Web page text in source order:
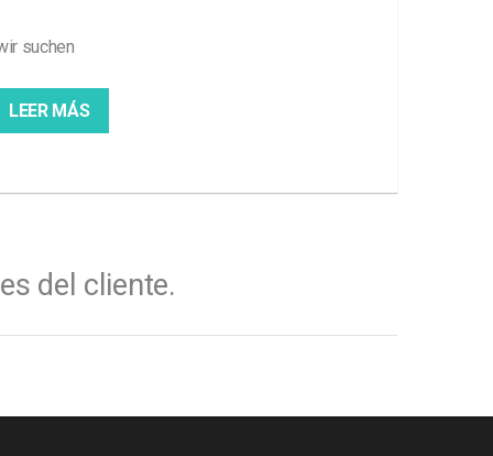
LEER MÁS
del cliente.